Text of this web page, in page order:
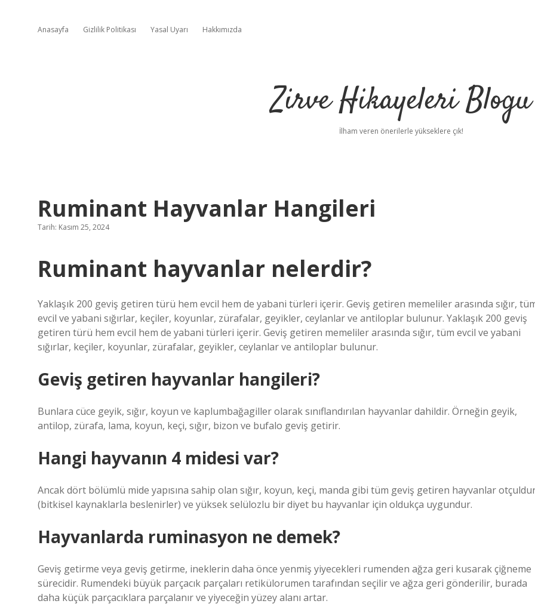
Anasayfa Gizlilik Politikası Yasal Uyarı Hakkımızda
Zirve Hikayeleri Blogu
İlham veren önerilerle yükseklere çık!
Ruminant Hayvanlar Hangileri
Tarih: Kasım 25, 2024
Ruminant hayvanlar nelerdir?
Yaklaşık 200 geviş getiren türü hem evcil hem de yabani türleri içerir. Geviş getiren memeliler arasında sığır,
evcil ve yabani sığırlar, keçiler, koyunlar, zürafalar, geyikler, ceylanlar ve antiloplar bulunur. Yaklaşık 200 geviş
getiren türü hem evcil hem de yabani türleri içerir. Geviş getiren memeliler arasında sığır, tüm evcil ve yabani
sığırlar, keçiler, koyunlar, zürafalar, geyikler, ceylanlar ve antiloplar bulunur.
Geviş getiren hayvanlar hangileri?
Bunlara cüce geyik, sığır, koyun ve kaplumbağagiller olarak sınıflandırılan hayvanlar dahildir. Örneğin geyik,
antilop, zürafa, lama, koyun, keçi, sığır, bizon ve bufalo geviş getirir.
Hangi hayvanın 4 midesi var?
Ancak dört bölümlü mide yapısına sahip olan sığır, koyun, keçi, manda gibi tüm geviş getiren hayvanlar
(bitkisel kaynaklarla beslenirler) ve yüksek selülozlu bir diyet bu hayvanlar için oldukça uygundur.
Hayvanlarda ruminasyon ne demek?
Geviş getirme veya geviş getirme, ineklerin daha önce yenmiş yiyecekleri rumenden ağza geri kusarak çiğneme
sürecidir. Rumendeki büyük parçacık parçaları retikülorumen tarafından seçilir ve ağza geri gönderilir, burada
daha küçük parçacıklara parçalanır ve yiyeceğin yüzey alanı artar.